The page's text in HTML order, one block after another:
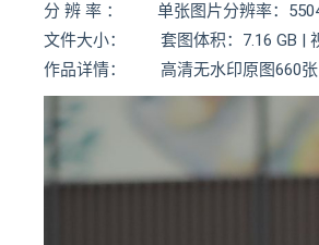
分 辨 率 ： 单张图片分辨率：
文件大小： 套图体积：7.16 GB |
作品详情： 高清无水印原图660张